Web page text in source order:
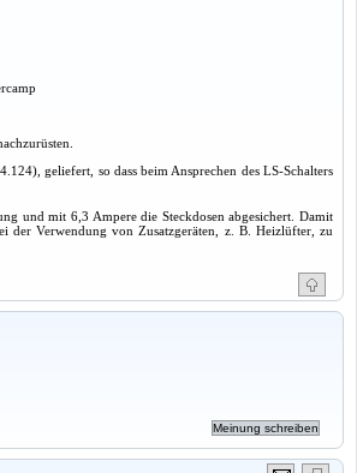
geliefert, so dass beim Ansprechen des LS-Schalters
und mit 6,3 Ampere die Steckdosen abgesichert. Damit
der Verwendung von Zusatzgeräten, z. B. Heizlüfter, zu